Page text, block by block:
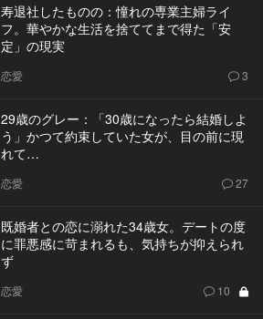
寿退社したものの：憧れの専業主婦ライ
フ。華やかな生活を捨ててまで得た「安
定」の現実
恋愛 3
29歳のグレー：「30歳になったら結婚しよ
う」かつて約束していた女が、目の前に現
れて…
恋愛 27
既婚者との恋に溺れた34歳女。デートの度
に罪悪感に苛まれるも、気持ちが抑えられ
ず
恋愛 10